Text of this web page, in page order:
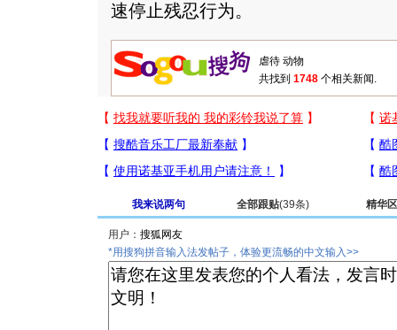
速停止残忍行为。
共找到 1748 个相关新闻.
我来说两句 全部跟贴(39条) 精华区
用户：
*用搜狗拼音输入法发帖子，体验更流畅的中文输入>>